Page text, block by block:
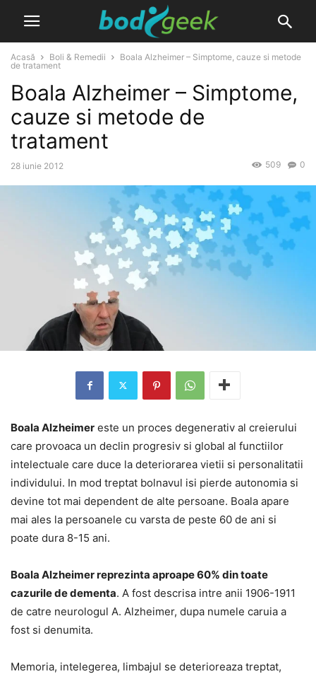
Acasă Boli & Remedii
Boala Alzheimer – Simptome, cauze si metode
de tratament
Boala Alzheimer – Simptome,
cauze si metode de
tratament
28 iunie 2012 0
509
Boala Alzheimer este un proces degenerativ al creierului
care provoaca un declin progresiv si global al functiilor
intelectuale care duce la deteriorarea vietii si personalitatii
individului. In mod treptat bolnavul isi pierde autonomia si
devine tot mai dependent de alte persoane. Boala apare
mai ales la persoanele cu varsta de peste 60 de ani si
poate dura 8-15 ani.
Boala Alzheimer reprezinta aproape 60% din toate
cazurile de dementa. A fost descrisa intre anii 1906-1911
de catre neurologul A. Alzheimer, dupa numele caruia a
fost si denumita.
Memoria, intelegerea, limbajul se deterioreaza treptat,